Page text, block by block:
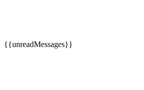
{{unreadMessages}}